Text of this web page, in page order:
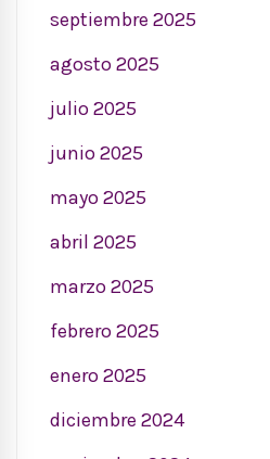
septiembre 2025
agosto 2025
julio 2025
junio 2025
mayo 2025
abril 2025
marzo 2025
febrero 2025
enero 2025
diciembre 2024